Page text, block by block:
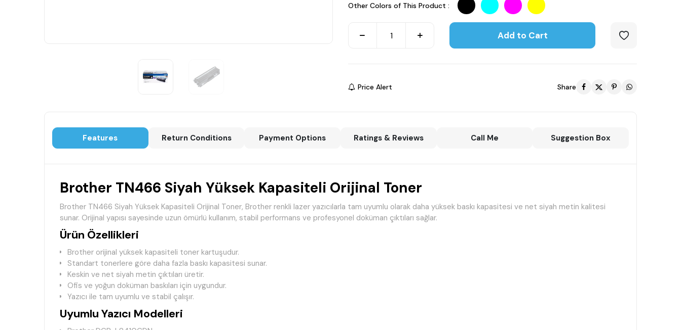
Other Colors of This Product :
Add to Cart
Price Alert Share
Features Return Conditions Payment Options Ratings & Reviews Call Me Suggestion Box
Brother TN466 Siyah Yüksek Kapasiteli Orijinal Toner
Brother TN466 Siyah Yüksek Kapasiteli Orijinal Toner, Brother renkli lazer yazıcılarla tam uyumlu olarak daha yüksek baskı kapasitesi ve net siyah metin kalitesi
sunar. Orijinal yapısı sayesinde uzun ömürlü kullanım, stabil performans ve profesyonel doküman çıktıları sağlar.
Ürün Özellikleri
Brother orijinal yüksek kapasiteli toner kartuşudur.
Standart tonerlere göre daha fazla baskı kapasitesi sunar.
Keskin ve net siyah metin çıktıları üretir.
Ofis ve yoğun doküman baskıları için uygundur.
Yazıcı ile tam uyumlu ve stabil çalışır.
Uyumlu Yazıcı Modelleri